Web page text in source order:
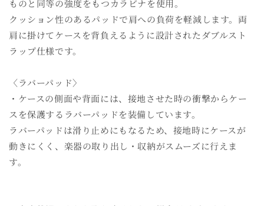
ものと同等の強度をもつカラビナを使用。
クッション性のあるパッドで肩への負荷を軽減します。両
肩に掛けてケースを背負えるように設計されたダブルスト
ラップ仕様です。
〈ラバーパッド〉
・ケースの側面や背面には、接地させた時の衝撃からケー
スを保護するラバーパッドを装備しています。
ラバーパッドは滑り止めにもなるため、接地時にケースが
動きにくく、楽器の取り出し・収納がスムーズに行えま
す。